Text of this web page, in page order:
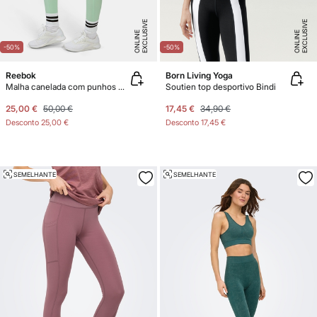
-50% E
X
C
L
U
SI
V
E
O
N
LI
N
E
Reebok
Malha canelada com punhos de estribo
25,00 € 50,00 €
Desconto 25,00 €
-50% E
X
C
L
U
SI
V
E
O
N
LI
N
E
Born Living Yoga
Soutien top desportivo Bindi
17,45 € 34,90 €
Desconto 17,45 €
SEMELHANTE SEMELHANTE